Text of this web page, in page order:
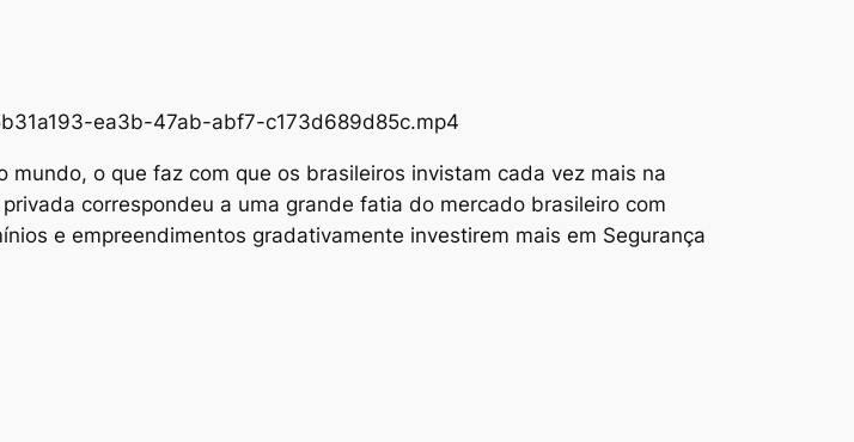
ea3b-47ab-abf7-c173d689d85c.mp4
o que faz com que os brasileiros invistam cada vez mais na
correspondeu a uma grande fatia do mercado brasileiro com
e empreendimentos gradativamente investirem mais em Segurança